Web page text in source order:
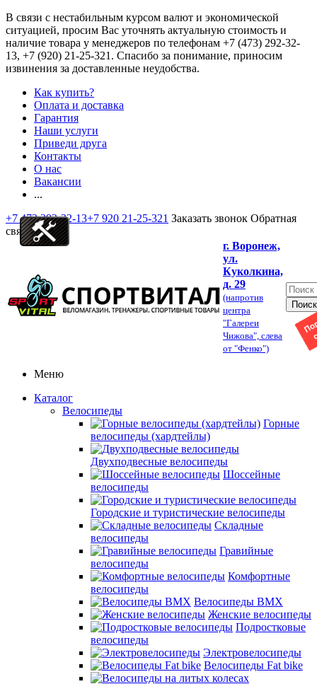
В связи с нестабильным курсом валют и экономической
ситуацией, просим Вас уточнять актуальную стоимость и
наличие товара у менеджеров по телефонам +7 (473) 292-32-
13, +7 (920) 21-25-321 . Спасибо за понимание, приносим
извинения за доставленные неудобства.
Как купить?
Оплата и доставка
Гарантия
Наши услуги
Приведи друга
Контакты
О нас
Вакансии
...
+7 473 292-32-13+7 920 21-25-321 Заказать звонок Обратная
связь
г. Воронеж,
ул.
Куколкина,
д. 29
(напротив
центра
"Галереи
Чижова", слева
от "Фенко")
Меню
Каталог
Велосипеды
Горные
велосипеды (хардтейлы)
Двухподвесные велосипеды
Шоссейные
велосипеды
Городские и туристические велосипеды
Складные
велосипеды
Гравийные
велосипеды
Комфортные
велосипеды
Велосипеды BMX
Женские велосипеды
Подростковые
велосипеды
Электровелосипеды
Велосипеды Fat bike